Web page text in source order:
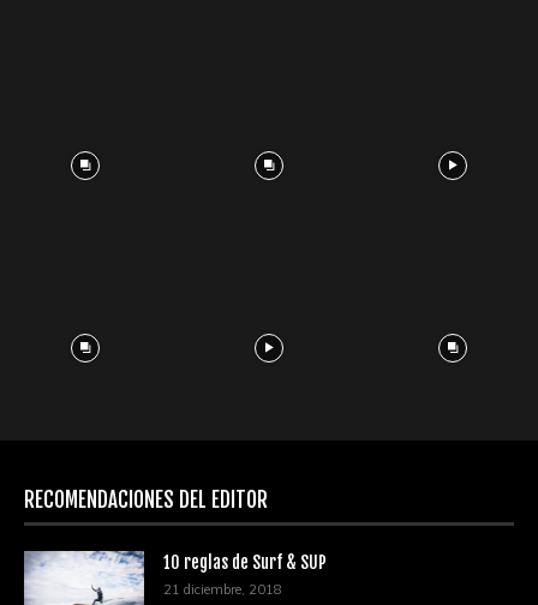
RECOMENDACIONES DEL EDITOR
10 reglas de Surf & SUP
21 diciembre, 2018